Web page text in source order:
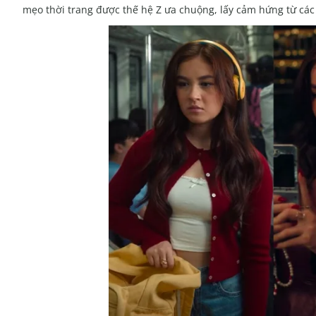
mẹo thời trang được thế hệ Z ưa chuộng, lấy cảm hứng từ